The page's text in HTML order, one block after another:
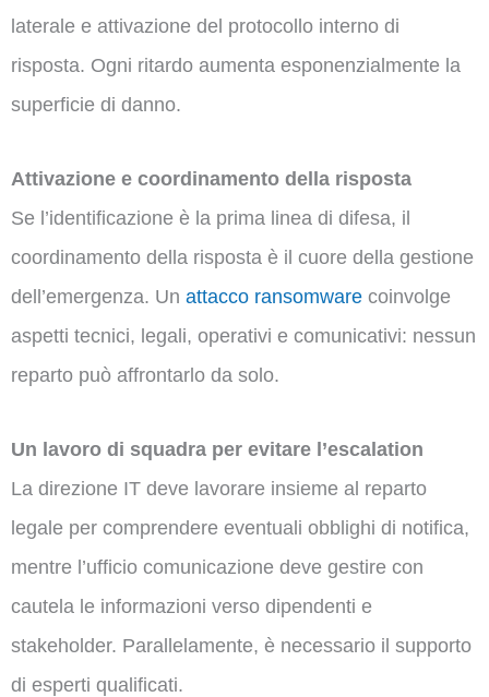
laterale e attivazione del protocollo interno di
risposta. Ogni ritardo aumenta esponenzialmente la
superficie di danno.
Attivazione e coordinamento della risposta
Se l’identificazione è la prima linea di difesa, il
coordinamento della risposta è il cuore della gestione
dell’emergenza. Un attacco ransomware coinvolge
aspetti tecnici, legali, operativi e comunicativi: nessun
reparto può affrontarlo da solo.
Un lavoro di squadra per evitare l’escalation
La direzione IT deve lavorare insieme al reparto
legale per comprendere eventuali obblighi di notifica,
mentre l’ufficio comunicazione deve gestire con
cautela le informazioni verso dipendenti e
stakeholder. Parallelamente, è necessario il supporto
di esperti qualificati.